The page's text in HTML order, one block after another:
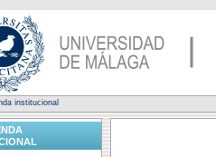
institucional